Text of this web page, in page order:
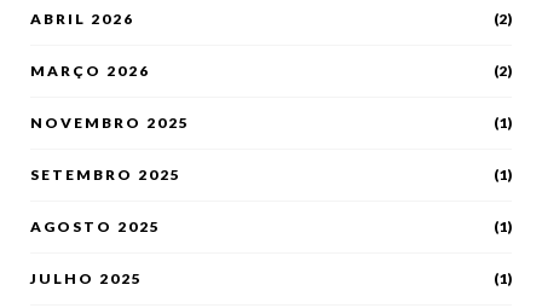
ABRIL 2026 (2)
MARÇO 2026 (2)
NOVEMBRO 2025 (1)
SETEMBRO 2025 (1)
AGOSTO 2025 (1)
JULHO 2025 (1)